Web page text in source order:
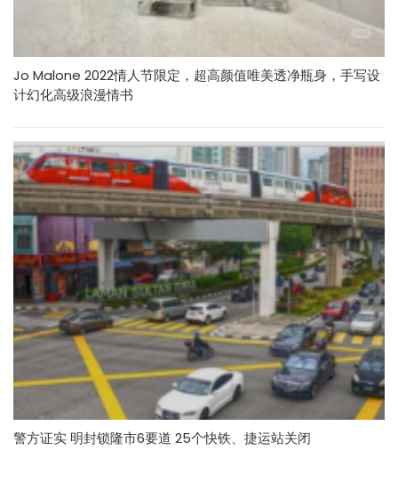
Jo Malone 2022情人节限定，超高颜值唯美透净瓶身，手写设
计幻化高级浪漫情书
警方证实 明封锁隆市6要道 25个快铁、捷运站关闭